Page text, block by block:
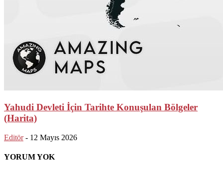
Yahudi Devleti İçin Tarihte Konuşulan Bölgeler
(Harita)
Editör - 12 Mayıs 2026
YORUM YOK